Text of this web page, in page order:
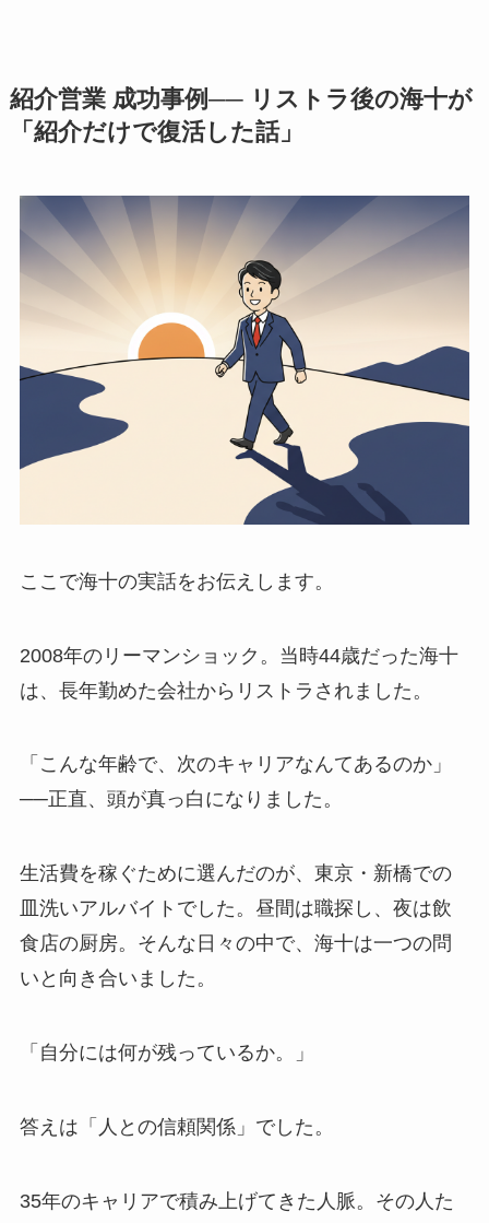
紹介営業 成功事例── リストラ後の海十が
「紹介だけで復活した話」
ここで海十の実話をお伝えします。
2008年のリーマンショック。当時44歳だった海十
は、長年勤めた会社からリストラされました。
「こんな年齢で、次のキャリアなんてあるのか」
──正直、頭が真っ白になりました。
生活費を稼ぐために選んだのが、東京・新橋での
皿洗いアルバイトでした。昼間は職探し、夜は飲
食店の厨房。そんな日々の中で、海十は一つの問
いと向き合いました。
「自分には何が残っているか。」
答えは「人との信頼関係」でした。
35年のキャリアで積み上げてきた人脈。その人た